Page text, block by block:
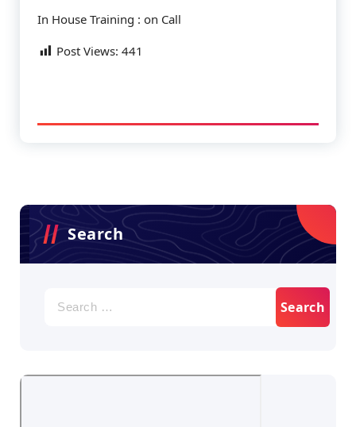
In House Training : on Call
Post Views: 441
Search
for: